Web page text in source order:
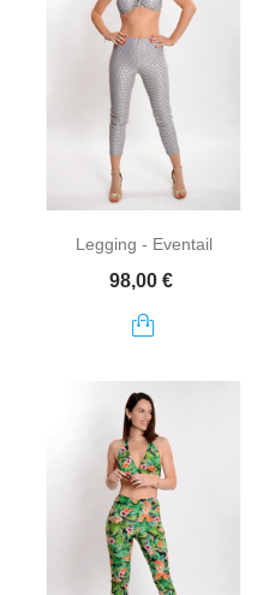
Legging - Eventail
Prix
98,00 €